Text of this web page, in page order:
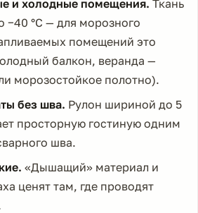
и холодные помещения. Ткань
−40 °C — для морозного
помещений это
балкон, веранда —
морозостойкое полотно).
без шва. Рулон шириной до 5
просторную гостиную одним
шва.
«Дышащий» материал и
ценят там, где проводят